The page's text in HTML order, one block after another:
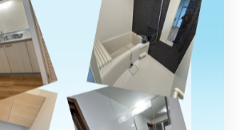
カテゴリー Categories
全てのカテゴリー
施工事例